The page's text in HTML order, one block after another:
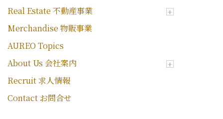
Real Estate 不動産事業
Merchandise 物販事業
AUREO Topics
About Us 会社案内
Recruit 求人情報
Contact お問合せ